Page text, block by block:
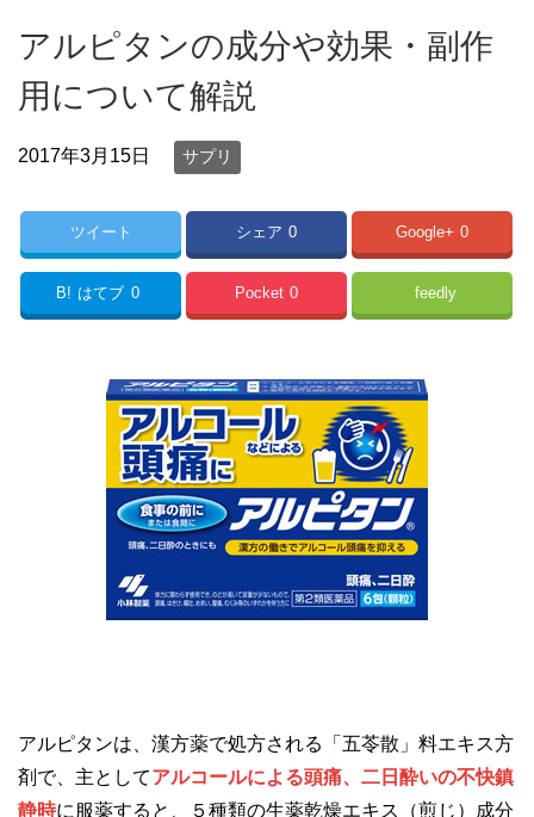
アルピタンの成分や効果・副作
用について解説
2017年3月15日 サプリ
ツイート シェア 0 Google+ 0
B! はてブ 0 Pocket 0 feedly
アルピタンは、漢方薬で処方される「五苓散」料エキス方
剤で、主としてアルコールによる頭痛、二日酔いの不快鎮
静時に服薬すると、５種類の生薬乾燥エキス（煎じ）成分